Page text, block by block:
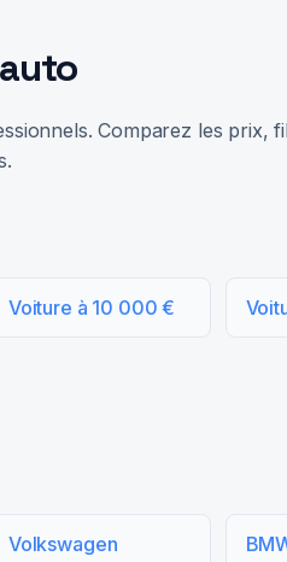
Comparez les prix,
Voiture à 10 000 €
Volkswagen